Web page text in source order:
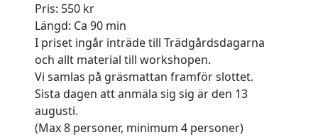
Pris: 550 kr
Längd: Ca 90 min
I priset ingår inträde till Trädgårdsdagarna
och allt material till workshopen.
Vi samlas på gräsmattan framför slottet.
Sista dagen att anmäla sig sig är den 13
augusti.
(Max 8 personer, minimum 4 personer)